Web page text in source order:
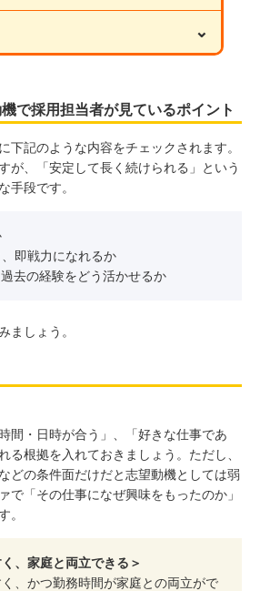
⌄
で採用担当者が見ているポイント
下記のような内容をチェックされます。
が、「安定して長く続けられる」という
手段です。
即戦力になれるか
去の経験をどう活かせるか
ましょう。
間・日時が合う」、「好きな仕事であ
る根拠を入れておきましょう。ただし、
どの条件面だけだと志望動機としては弱
で「その仕事になぜ興味をもったのか」
。
、家庭と両立できる＞
、かつ勤務時間が家庭との両立がで